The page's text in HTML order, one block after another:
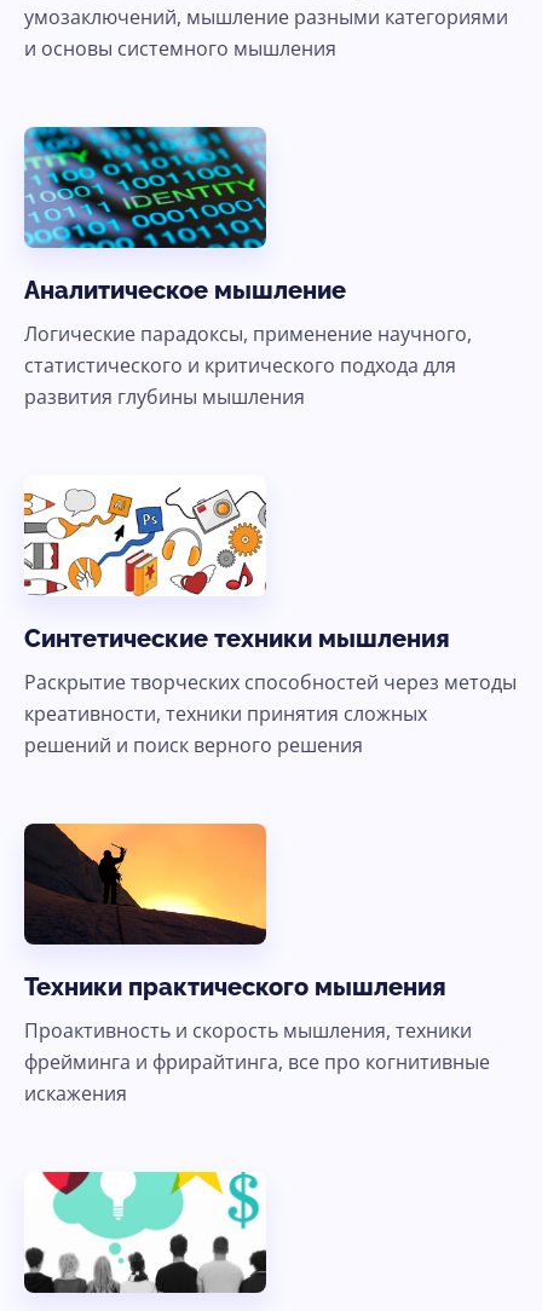
умозаключений, мышление разными категориями
и основы системного мышления
Аналитическое мышление
Логические парадоксы, применение научного,
статистического и критического подхода для
развития глубины мышления
Синтетические техники мышления
Раскрытие творческих способностей через методы
креативности, техники принятия сложных
решений и поиск верного решения
Техники практического мышления
Проактивность и скорость мышления, техники
фрейминга и фрирайтинга, все про когнитивные
искажения